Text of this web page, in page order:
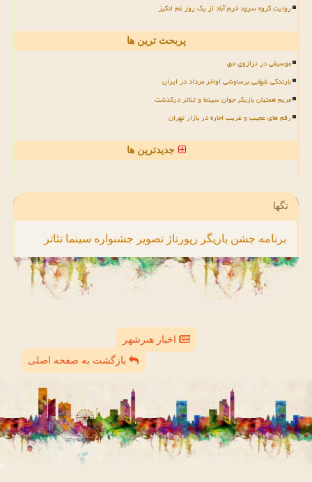
روایت گروه سرود خرم آباد از یک روز غم انگیز
پربحث ترین ها
موسیقی در ترازوی حق
بارندگی شهابی برساوشی اواخر مرداد در ایران
مریم همتیان بازیگر جوان سینما و تئاتر درگذشت
رقم های عجیب و غریب اجاره در بازار تهران
جدیدترین ها
تگها
برنامه جشن بازیگر رپورتاژ تصویر جشنواره سینما تئاتر
اخبار هنرشهر
بازگشت به صفحه اصلی